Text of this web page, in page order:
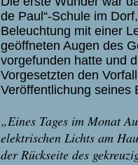
de Paul“-Schule im
Beleuchtung mit einer
geöffneten Augen des
vorgefunden hatte und
Vorgesetzten den
Veröffentlichung seines
„Eines Tages im Monat
elektrischen Lichts am
der Rückseite des